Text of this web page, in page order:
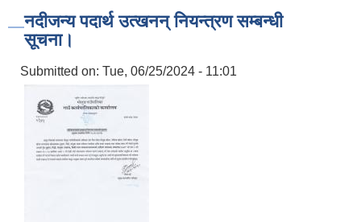
नदीजन्य पदार्थ उत्खनन् नियन्त्रण सम्बन्धी
सूचना।
Submitted on: Tue, 06/25/2024 - 11:01